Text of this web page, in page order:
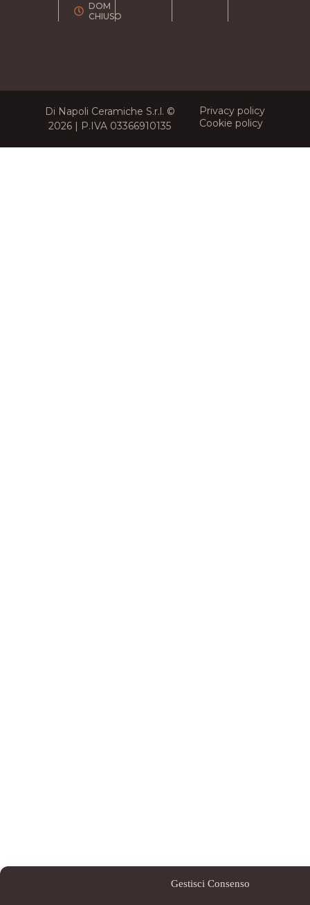
Gestisci Consenso
DOM
CHIUSO
Di Napoli Ceramiche S.r.l. ©
2026 | P.IVA 03366910135
Privacy policy
Cookie policy